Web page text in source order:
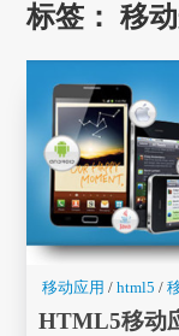
标签：移
移动应用 / html5 /
HTML5移动